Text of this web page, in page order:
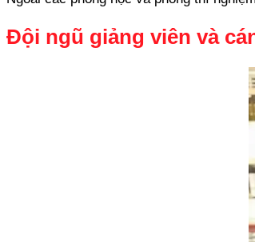
Đội ngũ giảng viên và